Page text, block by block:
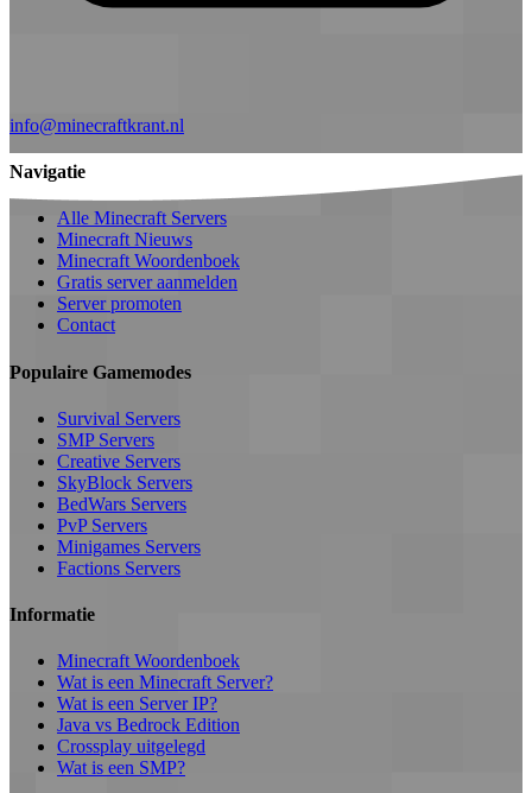
info@minecraftkrant.nl
Navigatie
Alle Minecraft Servers
Minecraft Nieuws
Minecraft Woordenboek
Gratis server aanmelden
Server promoten
Contact
Populaire Gamemodes
Survival Servers
SMP Servers
Creative Servers
SkyBlock Servers
BedWars Servers
PvP Servers
Minigames Servers
Factions Servers
Informatie
Minecraft Woordenboek
Wat is een Minecraft Server?
Wat is een Server IP?
Java vs Bedrock Edition
Crossplay uitgelegd
Wat is een SMP?